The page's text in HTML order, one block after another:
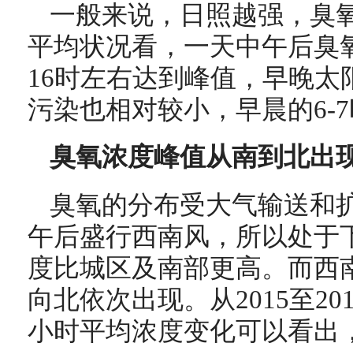
一般来说，日照越强，臭
平均状况看，一天中午后臭
16时左右达到峰值，早晚
污染也相对较小，早晨的6-
臭氧浓度峰值从南到北出
臭氧的分布受大气输送和
午后盛行西南风，所以处于
度比城区及南部更高。而
向北依次出现。从2015至
小时平均浓度变化可以看出